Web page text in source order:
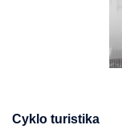
Cyklo turistika